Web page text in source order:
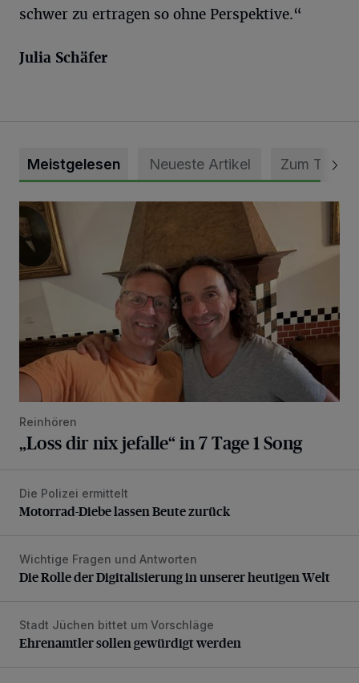
schwer zu ertragen so ohne Perspektive.“
Julia Schäfer
Meistgelesen Neueste Artikel Zum Thema
„Loss dir nix jefalle“ in 7 Tage 1 Song
Reinhören
„Loss dir nix jefalle“ in 7 Tage 1 Song
Motorrad-Diebe lassen Beute zurück
Die Polizei ermittelt
Motorrad-Diebe lassen Beute zurück
Die Rolle der Digitalisierung in unserer heutigen Welt
Wichtige Fragen und Antworten
Die Rolle der Digitalisierung in unserer heutigen Welt
Ehrenamtler sollen gewürdigt werden
Stadt Jüchen bittet um Vorschläge
Ehrenamtler sollen gewürdigt werden